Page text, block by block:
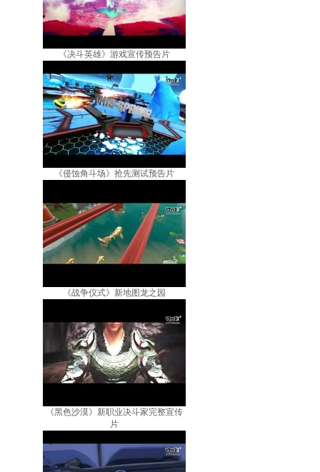
《决斗英雄》游戏宣传预告片
《侵蚀角斗场》抢先测试预告片
《战争仪式》新地图龙之园
《黑色沙漠》新职业决斗家完整宣传
片